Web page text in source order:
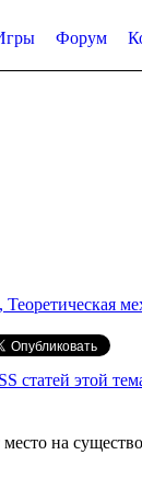
Форум
статей этой
на